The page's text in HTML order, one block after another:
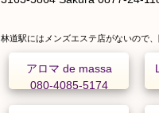
林道駅にはメンズエステ店がないので
アロマ de massa
080-4085-5174